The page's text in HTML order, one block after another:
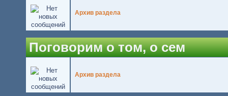
Архив раздела
Поговорим о том, о сем
Архив раздела